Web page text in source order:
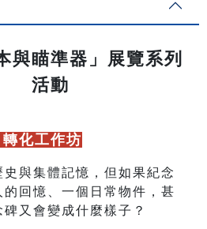
與瞄準器」展覽系列
活動
化工作坊
與集體記憶，但如果紀念
回憶、一個日常物件，甚
又會變成什麼樣子？